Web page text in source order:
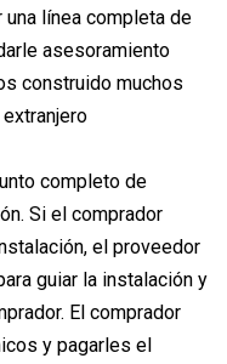
una línea completa de
asesoramiento
construido muchos
completo de
Si el comprador
el proveedor
guiar la instalación y
El comprador
y pagarles el